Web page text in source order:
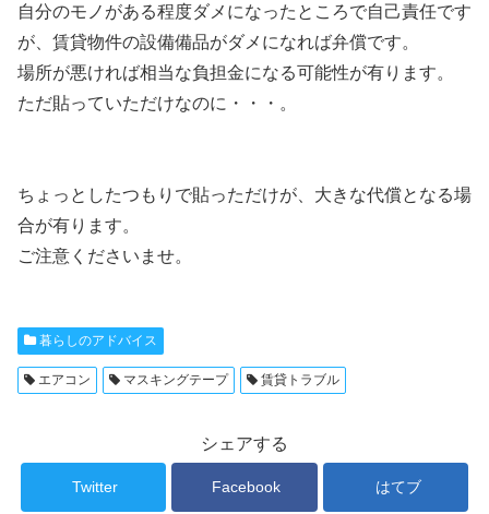
自分のモノがある程度ダメになったところで自己責任です
が、賃貸物件の設備備品がダメになれば弁償です。
場所が悪ければ相当な負担金になる可能性が有ります。
ただ貼っていただけなのに・・・。
ちょっとしたつもりで貼っただけが、大きな代償となる場
合が有ります。
ご注意くださいませ。
暮らしのアドバイス
エアコン マスキングテープ 賃貸トラブル
シェアする
Twitter Facebook はてブ